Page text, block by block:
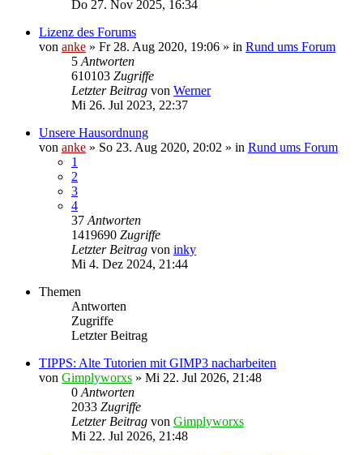
Do 27. Nov 2025, 16:34
Lizenz des Forums
von anke » Fr 28. Aug 2020, 19:06 » in Rund ums Forum
5 Antworten
610103 Zugriffe
Letzter Beitrag von Werner
Mi 26. Jul 2023, 22:37
Unsere Hausordnung
von anke » So 23. Aug 2020, 20:02 » in Rund ums Forum
1
2
3
4
37 Antworten
1419690 Zugriffe
Letzter Beitrag von inky
Mi 4. Dez 2024, 21:44
Themen
Antworten
Zugriffe
Letzter Beitrag
TIPPS: Alte Tutorien mit GIMP3 nacharbeiten
von Gimplyworxs » Mi 22. Jul 2026, 21:48
0 Antworten
2033 Zugriffe
Letzter Beitrag von Gimplyworxs
Mi 22. Jul 2026, 21:48